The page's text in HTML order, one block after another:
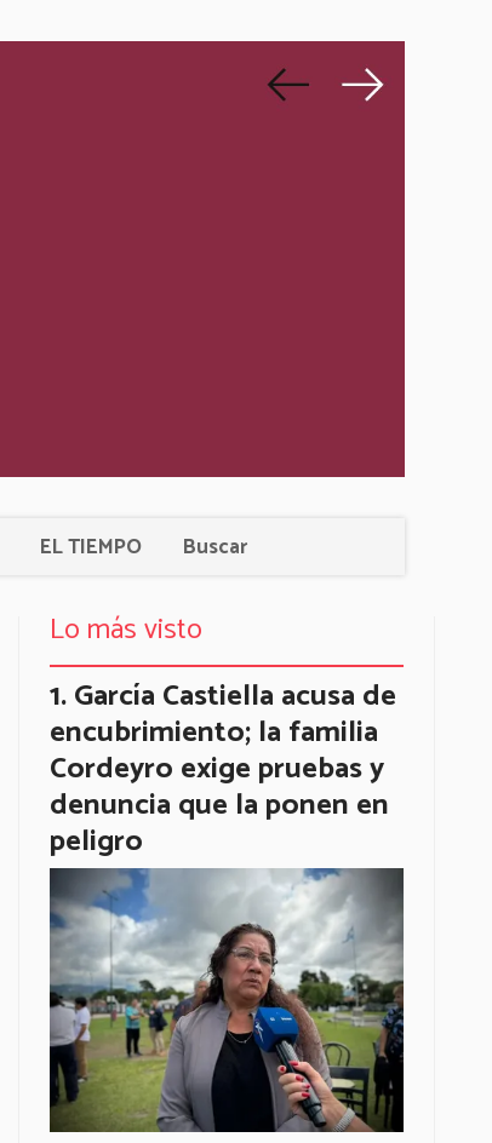
EL TIEMPO Buscar
Lo más visto
García Castiella acusa de
encubrimiento; la familia
Cordeyro exige pruebas y
denuncia que la ponen en
peligro